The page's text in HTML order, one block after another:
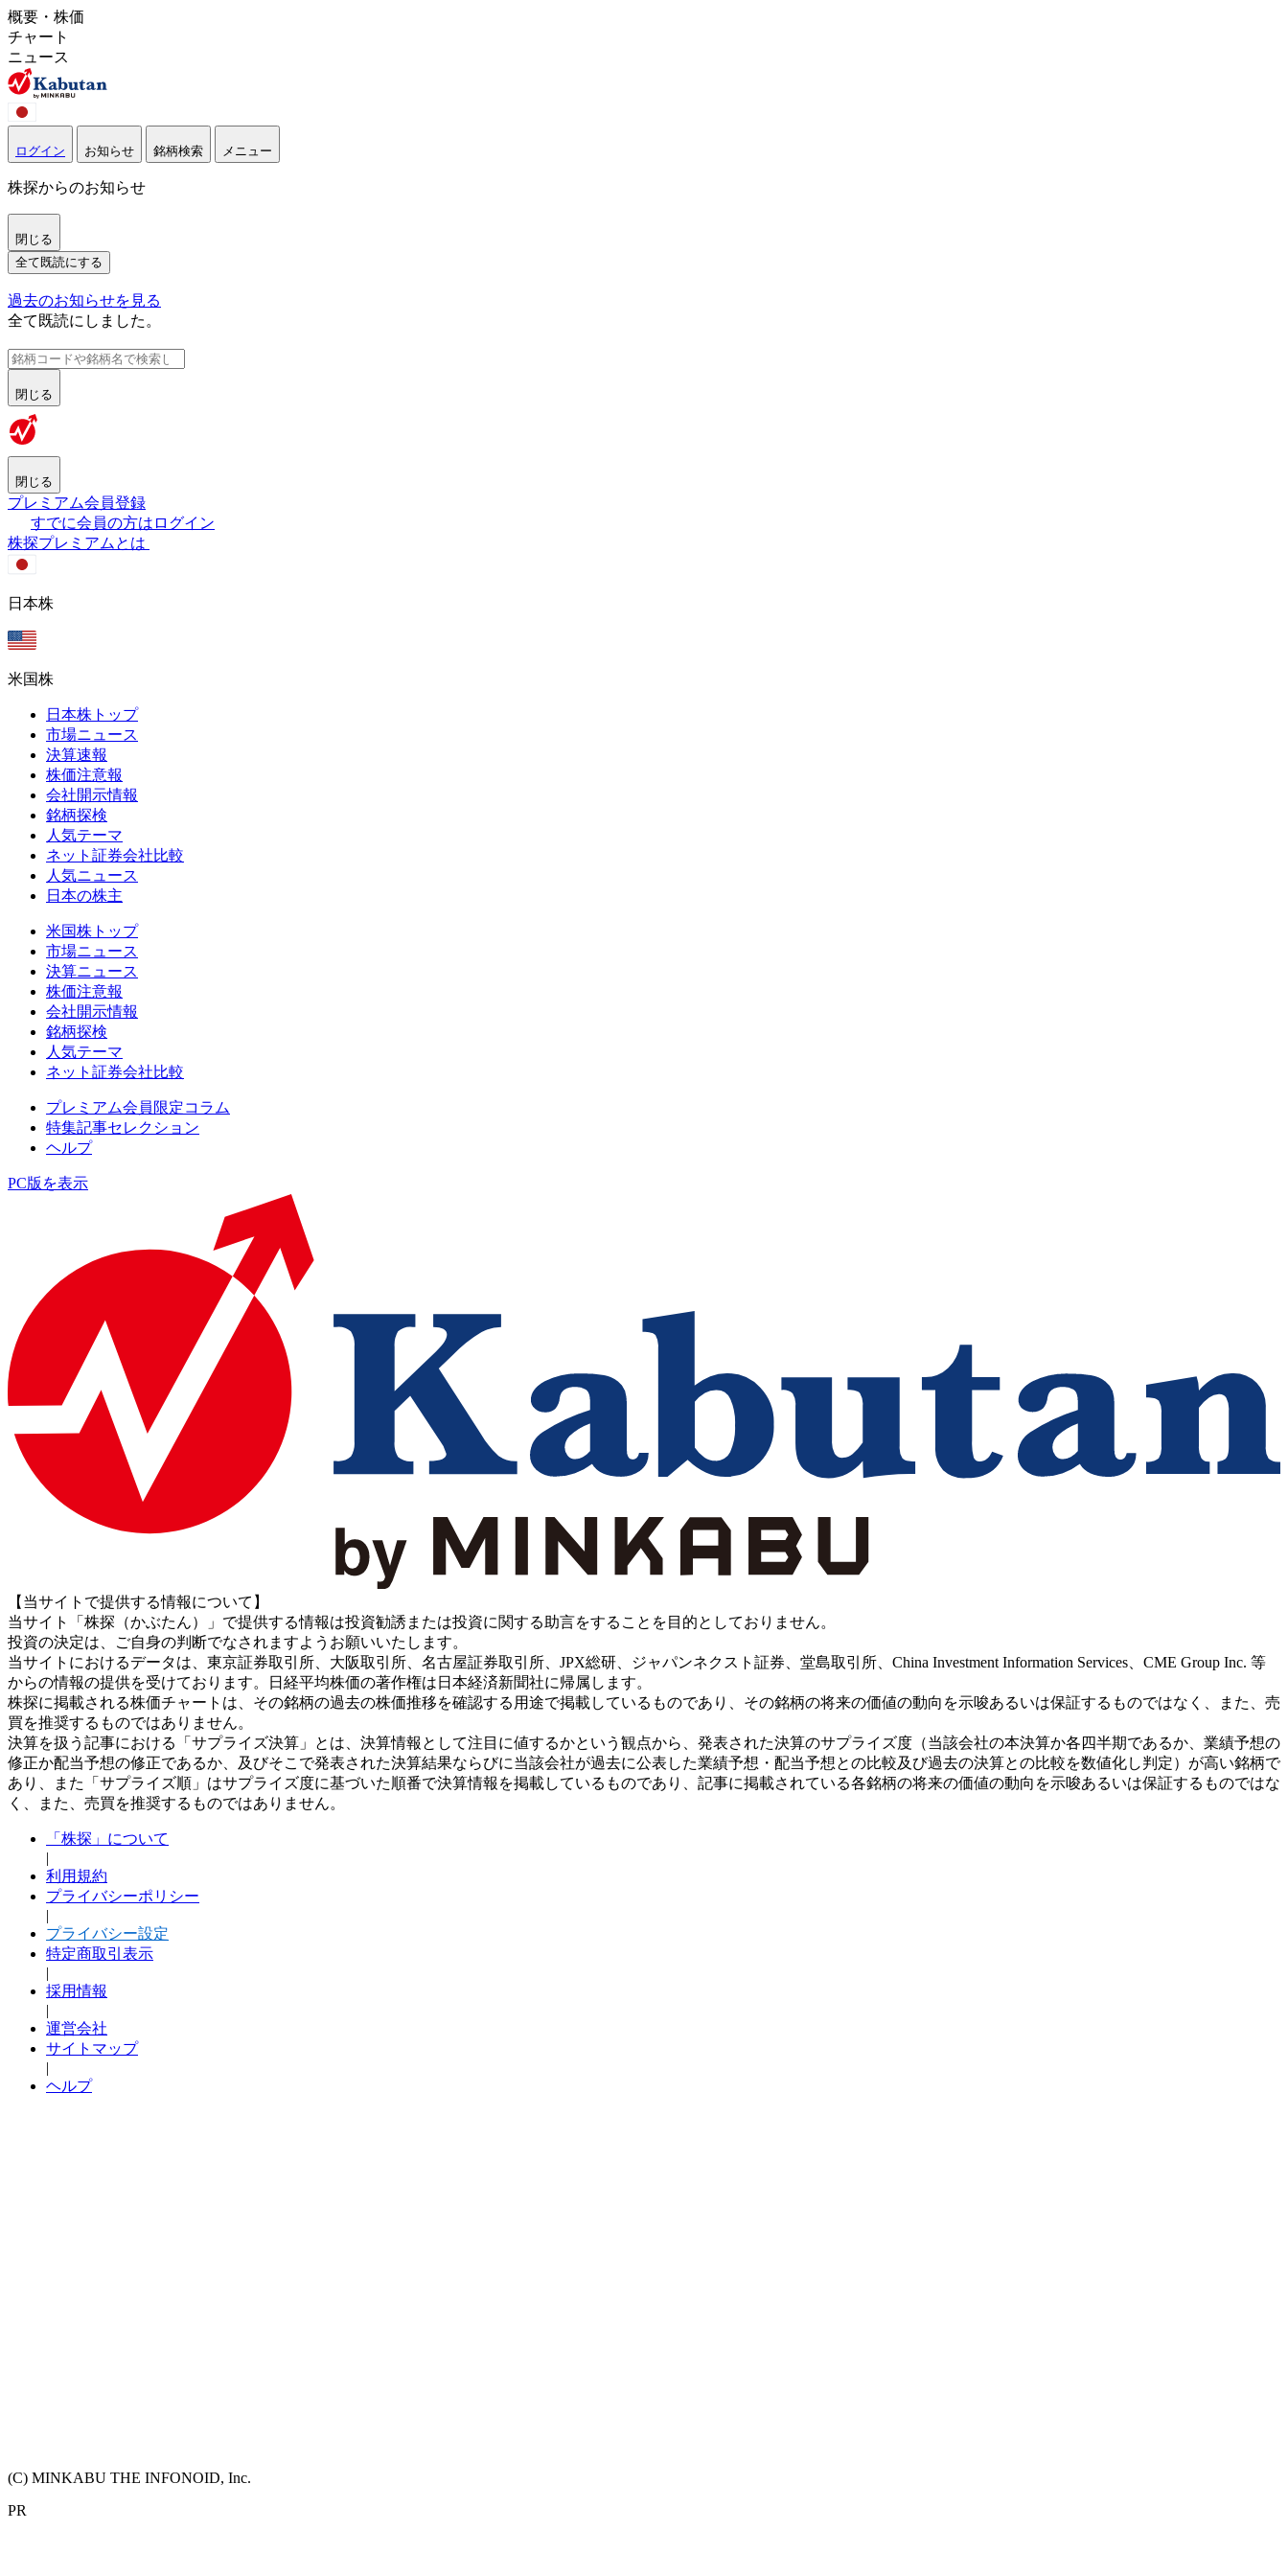
概要・株価
チャート
ニュース
ログイン お知らせ 銘柄検索 メニュー
株探からのお知らせ
閉じる
全て既読にする
過去のお知らせを見る
全て既読にしました。
閉じる
閉じる
プレミアム会員登録
すでに会員の方はログイン
株探プレミアムとは
日本株
米国株
日本株トップ
市場ニュース
決算速報
株価注意報
会社開示情報
銘柄探検
人気テーマ
ネット証券会社比較
人気ニュース
日本の株主
米国株トップ
市場ニュース
決算ニュース
株価注意報
会社開示情報
銘柄探検
人気テーマ
ネット証券会社比較
プレミアム会員限定コラム
特集記事セレクション
ヘルプ
PC版を表示
【当サイトで提供する情報について】
当サイト「株探（かぶたん）」で提供する情報は投資勧誘または投資に関する助言をすることを目的としておりません。
投資の決定は、ご自身の判断でなされますようお願いいたします。
当サイトにおけるデータは、東京証券取引所、大阪取引所、名古屋証券取引所、JPX総研、ジャパンネクスト証券、堂島取引所、China Investment Information Services、CME Group Inc. 等
からの情報の提供を受けております。日経平均株価の著作権は日本経済新聞社に帰属します。
株探に掲載される株価チャートは、その銘柄の過去の株価推移を確認する用途で掲載しているものであり、その銘柄の将来の価値の動向を示唆あるいは保証するものではなく、また、売
買を推奨するものではありません。
決算を扱う記事における「サプライズ決算」とは、決算情報として注目に値するかという観点から、発表された決算のサプライズ度（当該会社の本決算か各四半期であるか、業績予想の
修正か配当予想の修正であるか、及びそこで発表された決算結果ならびに当該会社が過去に公表した業績予想・配当予想との比較及び過去の決算との比較を数値化し判定）が高い銘柄で
あり、また「サプライズ順」はサプライズ度に基づいた順番で決算情報を掲載しているものであり、記事に掲載されている各銘柄の将来の価値の動向を示唆あるいは保証するものではな
く、また、売買を推奨するものではありません。
「株探」について
|
利用規約
プライバシーポリシー
|
プライバシー設定
特定商取引表示
|
採用情報
|
運営会社
サイトマップ
|
ヘルプ
(C) MINKABU THE INFONOID, Inc.
PR